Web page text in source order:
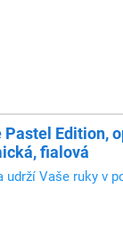
Edition,
fialová
udrží Vaše ruky v